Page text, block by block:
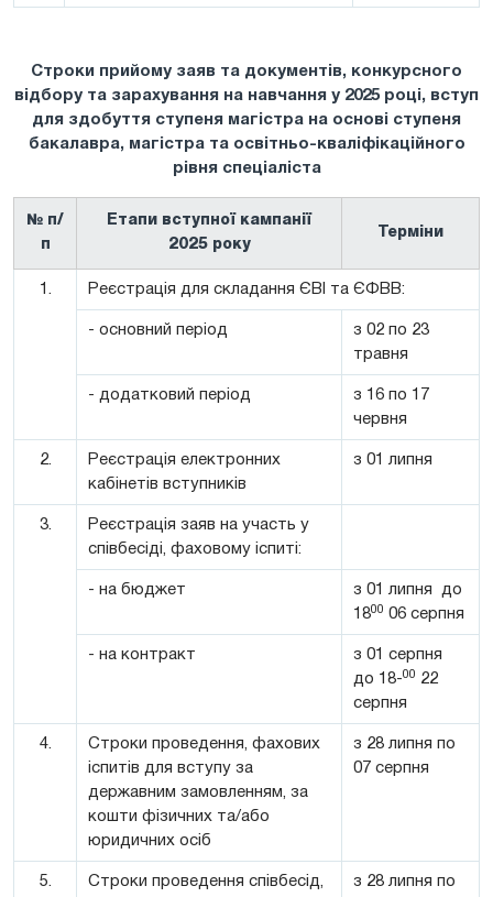
Строки прийому заяв та документів, конкурсного
відбору та зарахування на навчання у 2025 році, вступ
для здобуття ступеня магістра на основі ступеня
бакалавра, магістра та освітньо-кваліфікаційного
рівня спеціаліста
№ п/
п
Етапи вступної кампанії
2025 року
Терміни
1. Реєстрація для складання ЄВІ та ЄФВВ:
- основний період
з 02 по 23
травня
- додатковий період
з 16 по 17
червня
2.
Реєстрація електронних
кабінетів вступників
з 01 липня
3.
Реєстрація заяв на участь у
співбесіді, фаховому іспиті:
- на бюджет
з 01 липня до
1800 06 серпня
- на контракт
з 01 серпня
до 18-00 22
серпня
4.
Строки проведення, фахових
іспитів для вступу за
державним замовленням, за
кошти фізичних та/або
юридичних осіб
з 28 липня по
07 серпня
5.
Строки проведення співбесід,
з 28 липня по